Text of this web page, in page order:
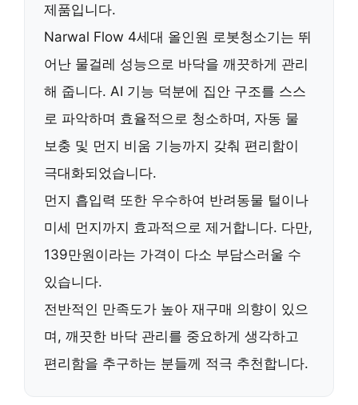
제품입니다.
Narwal Flow 4세대 올인원 로봇청소기는 뛰
어난 물걸레 성능으로 바닥을 깨끗하게 관리
해 줍니다. AI 기능 덕분에 집안 구조를 스스
로 파악하며 효율적으로 청소하며, 자동 물
보충 및 먼지 비움 기능까지 갖춰 편리함이
극대화되었습니다.
먼지 흡입력 또한 우수하여 반려동물 털이나
미세 먼지까지 효과적으로 제거합니다. 다만,
139만원이라는 가격이 다소 부담스러울 수
있습니다.
전반적인 만족도가 높아 재구매 의향이 있으
며, 깨끗한 바닥 관리를 중요하게 생각하고
편리함을 추구하는 분들께 적극 추천합니다.